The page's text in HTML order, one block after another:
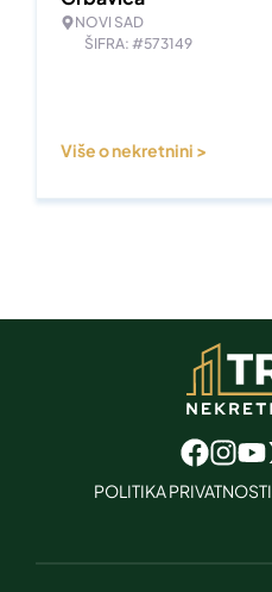
NOVI SAD
ŠIFRA: #573149
Više o nekretnini >
POLITIKA PRIVATNOSTI